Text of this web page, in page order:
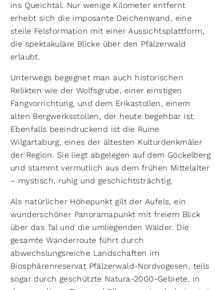
ins Queichtal. Nur wenige Kilometer entfernt
erhebt sich die imposante Deichenwand, eine
steile Felsformation mit einer Aussichtsplattform,
die spektakuläre Blicke über den Pfälzerwald
erlaubt.
Unterwegs begegnet man auch historischen
Relikten wie der Wolfsgrube, einer einstigen
Fangvorrichtung, und dem Erikastollen, einem
alten Bergwerksstollen, der heute begehbar ist.
Ebenfalls beeindruckend ist die Ruine
Wilgartaburg, eines der ältesten Kulturdenkmäler
der Region. Sie liegt abgelegen auf dem Göckelberg
und stammt vermutlich aus dem frühen Mittelalter
– mystisch, ruhig und geschichtsträchtig.
Als natürlicher Höhepunkt gilt der Aufels, ein
wunderschöner Panoramapunkt mit freiem Blick
über das Tal und die umliegenden Wälder. Die
gesamte Wanderroute führt durch
abwechslungsreiche Landschaften im
Biosphärenreservat Pfälzerwald-Nordvogesen, teils
sogar durch geschützte Natura-2000-Gebiete, in